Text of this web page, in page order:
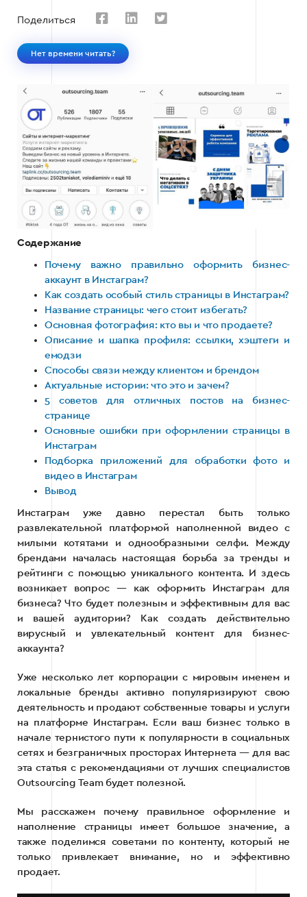
Поделиться
Нет времени читать?
Содержание
Почему важно правильно оформить бизнес-
аккаунт в Инстаграм?
Как создать особый стиль страницы в Инстаграм?
Название страницы: чего стоит избегать?
Основная фотография: кто вы и что продаете?
Описание и шапка профиля: ссылки, хэштеги и
емодзи
Способы связи между клиентом и брендом
Актуальные истории: что это и зачем?
5 советов для отличных постов на бизнес-
странице
Основные ошибки при оформлении страницы в
Инстаграм
Подборка приложений для обработки фото и
видео в Инстаграм
Вывод
Инстаграм уже давно перестал быть только
развлекательной платформой наполненной видео с
милыми котятами и однообразными селфи. Между
брендами началась настоящая борьба за тренды и
рейтинги с помощью уникального контента. И здесь
возникает вопрос — как оформить Инстаграм для
бизнеса? Что будет полезным и эффективным для вас
и вашей аудитории? Как создать действительно
вирусный и увлекательный контент для бизнес-
аккаунта?
Уже несколько лет корпорации с мировым именем и
локальные бренды активно популяризируют свою
деятельность и продают собственные товары и услуги
на платформе Инстаграм. Если ваш бизнес только в
начале тернистого пути к популярности в социальных
сетях и безграничных просторах Интернета — для вас
эта статья с рекомендациями от лучших специалистов
Outsourcing Team будет полезной.
Мы расскажем почему правильное оформление и
наполнение страницы имеет большое значение, а
также поделимся советами по контенту, который не
только привлекает внимание, но и эффективно
продает.